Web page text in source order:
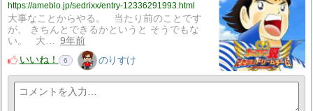
https://ameblo.jp/sedrixx/entry-12336291993.html
大事なことからやる。 当たり前のことです
が、 きちんとできるかというと そうでもな
い。 大…
9年前
いいね！
6 のりすけ